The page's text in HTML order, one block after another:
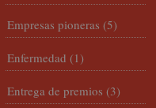
Empresas pioneras (5)
Enfermedad (1)
Entrega de premios (3)